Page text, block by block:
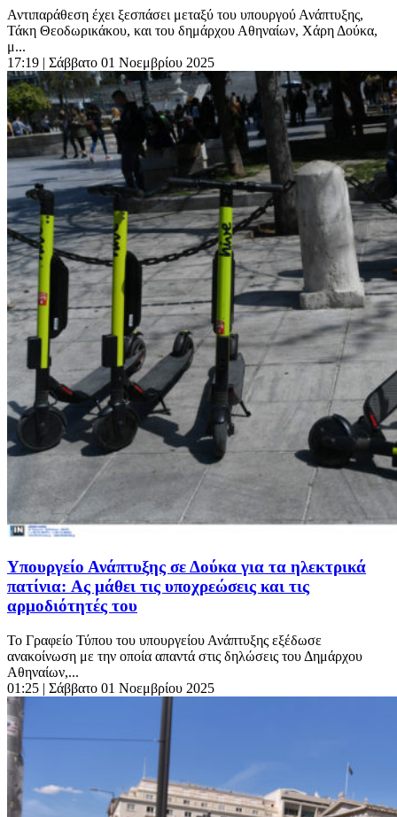
Αντιπαράθεση έχει ξεσπάσει μεταξύ του υπουργού Ανάπτυξης,
Τάκη Θεοδωρικάκου, και του δημάρχου Αθηναίων, Χάρη Δούκα,
μ...
17:19 | Σάββατο 01 Νοεμβρίου 2025
Υπουργείο Ανάπτυξης σε Δούκα για τα ηλεκτρικά
πατίνια: Aς μάθει τις υποχρεώσεις και τις
αρμοδιότητές του
Το Γραφείο Τύπου του υπουργείου Ανάπτυξης εξέδωσε
ανακοίνωση με την οποία απαντά στις δηλώσεις του Δημάρχου
Αθηναίων,...
01:25 | Σάββατο 01 Νοεμβρίου 2025